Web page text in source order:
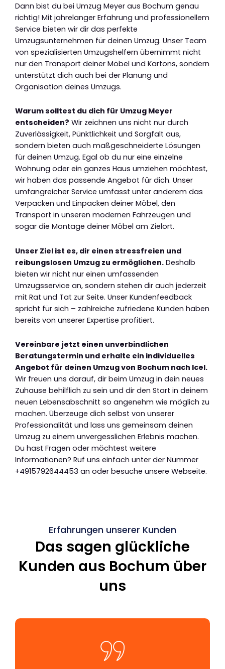
Dann bist du bei Umzug Meyer aus Bochum genau
richtig! Mit jahrelanger Erfahrung und professionellem
Service bieten wir dir das perfekte
Umzugsunternehmen für deinen Umzug. Unser Team
von spezialisierten Umzugshelfern übernimmt nicht
nur den Transport deiner Möbel und Kartons, sondern
unterstützt dich auch bei der Planung und
Organisation deines Umzugs.
Warum solltest du dich für Umzug Meyer
entscheiden? Wir zeichnen uns nicht nur durch
Zuverlässigkeit, Pünktlichkeit und Sorgfalt aus,
sondern bieten auch maßgeschneiderte Lösungen
für deinen Umzug. Egal ob du nur eine einzelne
Wohnung oder ein ganzes Haus umziehen möchtest,
wir haben das passende Angebot für dich. Unser
umfangreicher Service umfasst unter anderem das
Verpacken und Einpacken deiner Möbel, den
Transport in unseren modernen Fahrzeugen und
sogar die Montage deiner Möbel am Zielort.
Unser Ziel ist es, dir einen stressfreien und
reibungslosen Umzug zu ermöglichen. Deshalb
bieten wir nicht nur einen umfassenden
Umzugsservice an, sondern stehen dir auch jederzeit
mit Rat und Tat zur Seite. Unser Kundenfeedback
spricht für sich – zahlreiche zufriedene Kunden haben
bereits von unserer Expertise profitiert.
Vereinbare jetzt einen unverbindlichen
Beratungstermin und erhalte ein individuelles
Angebot für deinen Umzug von Bochum nach Icel.
Wir freuen uns darauf, dir beim Umzug in dein neues
Zuhause behilflich zu sein und dir den Start in deinem
neuen Lebensabschnitt so angenehm wie möglich zu
machen. Überzeuge dich selbst von unserer
Professionalität und lass uns gemeinsam deinen
Umzug zu einem unvergesslichen Erlebnis machen.
Du hast Fragen oder möchtest weitere
Informationen? Ruf uns einfach unter der Nummer
+4915792644453 an oder besuche unsere Webseite.
Erfahrungen unserer Kunden
Das sagen glückliche
Kunden aus Bochum über
uns